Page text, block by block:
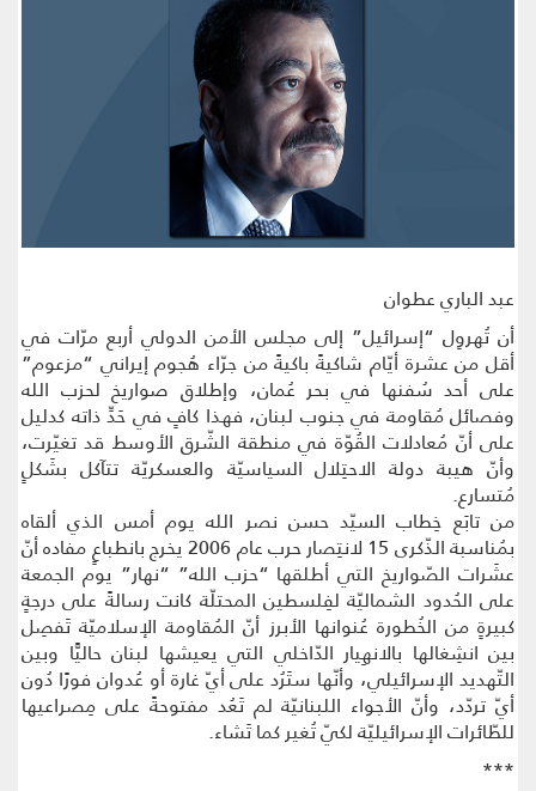
عبد الباري عطوان
أن تُهروِل “إسرائيل” إلى مجلس الأمن الدولي أربع مرّات في
أقل من عشرة أيّام شاكيةً باكيةً من جرّاء هُجوم إيراني “مزعوم”
على أحد سُفنها في بحر عُمان، وإطلاق صواريخ لحزب الله
وفصائل مُقاومة في جنوب لبنان، فهذا كافٍ في حَدِّ ذاته كدليل
على أنّ مُعادلات القُوّة في منطقة الشّرق الأوسط قد تغيّرت،
وأنّ هيبة دولة الاحتِلال السياسيّة والعسكريّة تتآكل بشَكلٍ
مُتسارع.
من تابَع خِطاب السيّد حسن نصر الله يوم أمس الذي ألقاه
بمُناسبة الذّكرى 15 لانتِصار حرب عام 2006 يخرج بانطباعٍ مفاده أنّ
عشَرات الصّواريخ التي أطلقها “حزب الله” “نهار” يوم الجمعة
على الحُدود الشماليّة لفِلسطين المحتلّة كانت رسالةً على درجةٍ
كبيرةٍ من الخُطورة عُنوانها الأبرز أنّ المُقاومة الإسلاميّة تَفصِل
بين انشِغالها بالانهِيار الدّاخلي التي يعيشها لبنان حاليًّا وبين
التّهديد الإسرائيلي، وأنّها ستَرُد على أيّ غارة أو عُدوان فورًا دُون
أيّ تردّد، وأنّ الأجواء اللبنانيّة لم تَعُد مفتوحةً على مِصراعيها
للطّائرات الإسرائيليّة لكيّ تُغير كما تَشاء.
***